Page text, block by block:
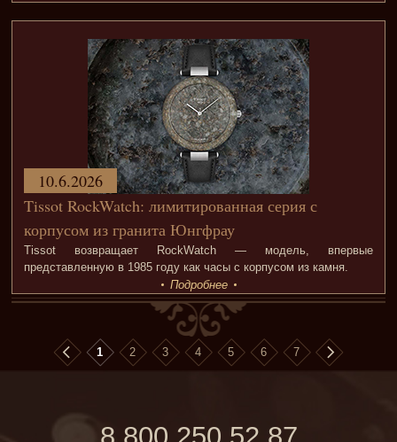
Tissot RockWatch: лимитированная серия с
корпусом из гранита Юнгфрау
Tissot возвращает RockWatch — модель, впервые
представленную в 1985 году как часы с корпусом из камня.
10.6.2026
Подробнее
1 2 3 4 5 6 7
8 800 250 52 87